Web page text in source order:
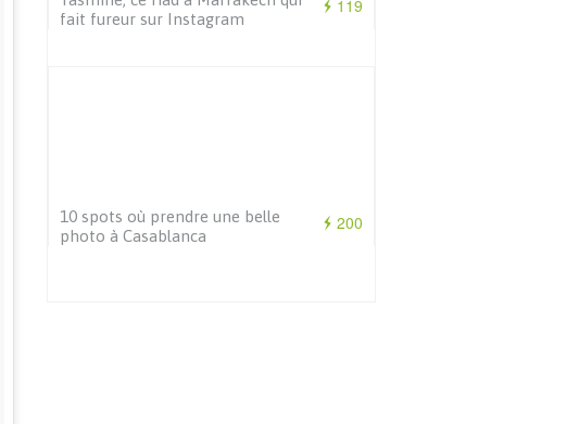
119
fait fureur sur Instagram
200
10 spots où prendre une belle
photo à Casablanca